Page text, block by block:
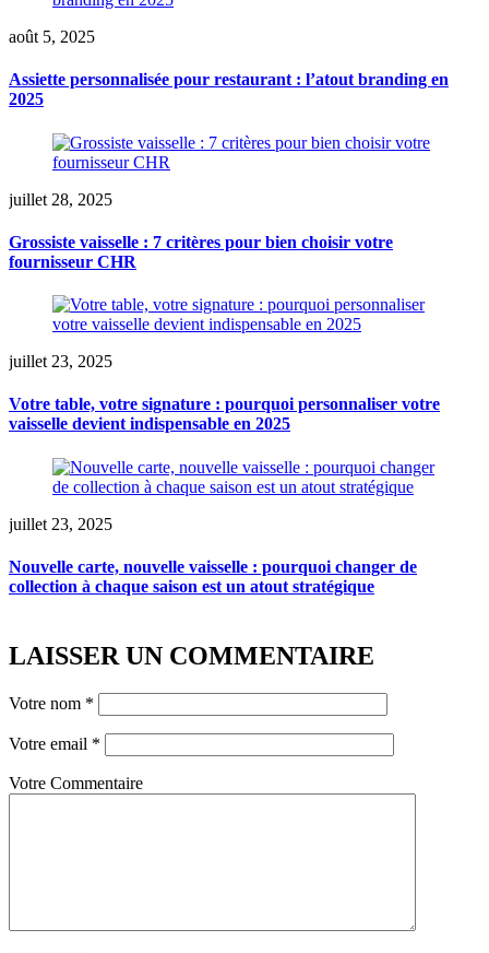
août 5, 2025
Assiette personnalisée pour restaurant : l’atout branding en
2025
juillet 28, 2025
Grossiste vaisselle : 7 critères pour bien choisir votre
fournisseur CHR
juillet 23, 2025
Votre table, votre signature : pourquoi personnaliser votre
vaisselle devient indispensable en 2025
juillet 23, 2025
Nouvelle carte, nouvelle vaisselle : pourquoi changer de
collection à chaque saison est un atout stratégique
LAISSER UN COMMENTAIRE
Votre nom *
Votre email *
Votre Commentaire